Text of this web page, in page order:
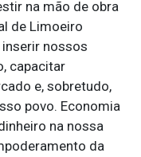
na mão de obra
de Limoeiro
nossos
capacitar
e, sobretudo,
povo. Economia
na nossa
da